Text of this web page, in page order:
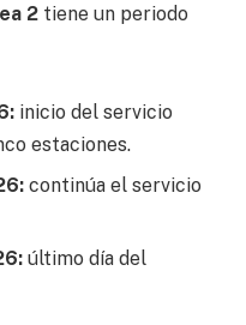
2 tiene un periodo
inicio del servicio
estaciones.
continúa el servicio
último día del